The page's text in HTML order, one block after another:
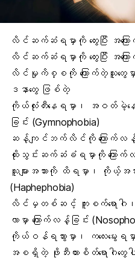
လိင်ဆက်ဆံရမှာကို တွေးပြီး အကြော
လိင်ဆက်ဆံရမှာကို တွေးပြီး အကြေ
လိင်မှုကိစ္စကို ကြောက်တဲ့သူတွေမှ
ဒနာတွေ ဖြစ်တဲ့
ကိုယ်လုံးတီးနေရမှာ၊ အဝတ်မဲ့န
ခြင်း (Gymnophobia)
ဆန့်ကျင်ဘက်လိင်ကို ကြောက်လန့်ခ
ထိုးသွင်းဆက်ဆံခံရမှာကို ကြောက်လ
သူများအသားကို ထိရမှာ၊ ကိုယ့်အ
(Haphephobia)
လိင်မှတစ်ဆင့် ကူးစက်ရောဂါ
လာမှာ ကြောက်လန့်ခြင်း
ကိုယ်ဝန် ရသွားမှာ၊ ကလေးမွေး
အစရှိတဲ့ ဖိုးဘီးယားစိတ်ရောဂါ